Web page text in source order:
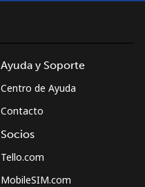
Ayuda y Soporte
Centro de Ayuda
Contacto
Socios
Tello.com
MobileSIM.com